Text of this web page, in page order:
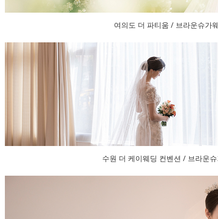
여의도 더 파티움 / 브라운슈가
수원 더 케이웨딩 컨벤션 / 브라운